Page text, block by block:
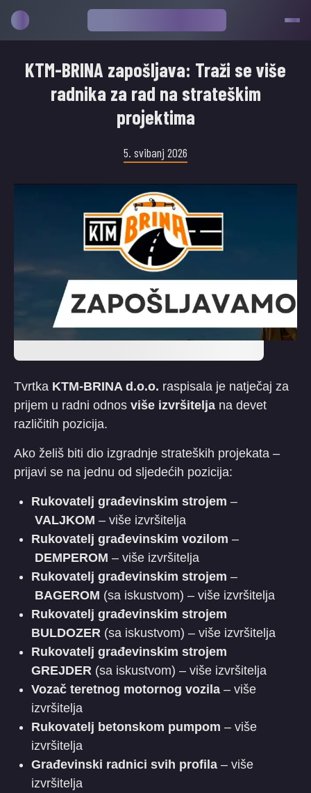
KTM-BRINA zapošljava: Traži se više
radnika za rad na strateškim
projektima
5. svibanj 2026
Tvrtka KTM-BRINA d.o.o. raspisala je natječaj za
prijem u radni odnos više izvršitelja na devet
različitih pozicija.
Ako želiš biti dio izgradnje strateških projekata –
prijavi se na jednu od sljedećih pozicija:
Rukovatelj građevinskim strojem –
VALJKOM – više izvršitelja
Rukovatelj građevinskim vozilom –
DEMPEROM – više izvršitelja
Rukovatelj građevinskim strojem –
BAGEROM (sa iskustvom) – više izvršitelja
Rukovatelj građevinskim strojem
BULDOZER (sa iskustvom) – više izvršitelja
Rukovatelj građevinskim strojem
GREJDER (sa iskustvom) – više izvršitelja
Vozač teretnog motornog vozila – više
izvršitelja
Rukovatelj betonskom pumpom – više
izvršitelja
Građevinski radnici svih profila – više
izvršitelja